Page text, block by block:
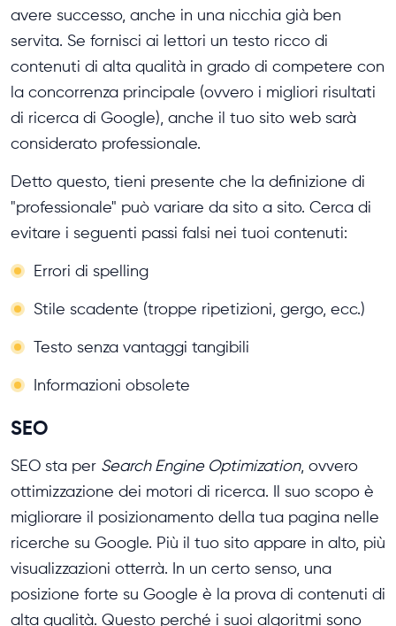
avere successo, anche in una nicchia già ben
servita. Se fornisci ai lettori un testo ricco di
contenuti di alta qualità in grado di competere con
la concorrenza principale (ovvero i migliori risultati
di ricerca di Google), anche il tuo sito web sarà
considerato professionale.
Detto questo, tieni presente che la definizione di
"professionale" può variare da sito a sito. Cerca di
evitare i seguenti passi falsi nei tuoi contenuti:
Errori di spelling
Stile scadente (troppe ripetizioni, gergo, ecc.)
Testo senza vantaggi tangibili
Informazioni obsolete
SEO
SEO sta per Search Engine Optimization, ovvero
ottimizzazione dei motori di ricerca. Il suo scopo è
migliorare il posizionamento della tua pagina nelle
ricerche su Google. Più il tuo sito appare in alto, più
visualizzazioni otterrà. In un certo senso, una
posizione forte su Google è la prova di contenuti di
alta qualità. Questo perché i suoi algoritmi sono